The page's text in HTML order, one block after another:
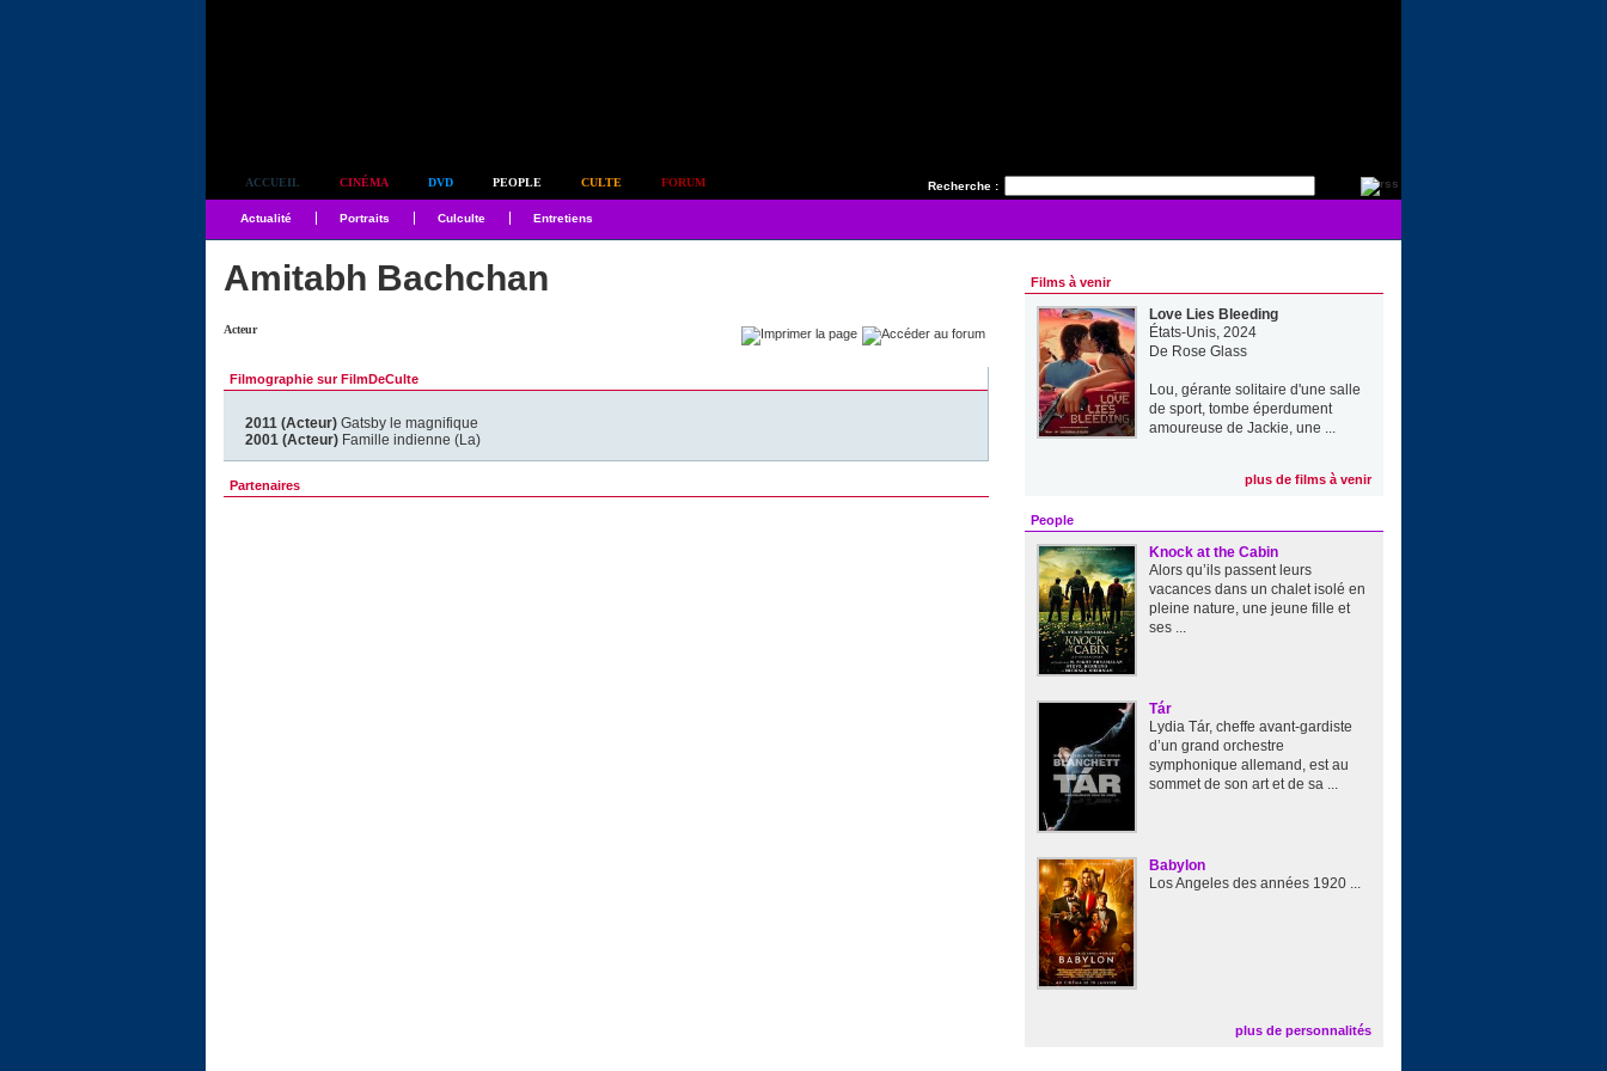
Recherche :
ACCUEIL CINÉMA DVD PEOPLE CULTE FORUM
Actualité Portraits Culculte Entretiens
Amitabh Bachchan
Acteur
Filmographie sur FilmDeCulte
2011 (Acteur) Gatsby le magnifique
2001 (Acteur) Famille indienne (La)
Partenaires
Films à venir
Love Lies Bleeding
États-Unis, 2024
De Rose Glass
Lou, gérante solitaire d'une salle
de sport, tombe éperdument
amoureuse de Jackie, une ...
plus de films à venir
People
Knock at the Cabin
Alors qu’ils passent leurs
vacances dans un chalet isolé en
pleine nature, une jeune fille et
ses ...
Tár
Lydia Tár, cheffe avant-gardiste
d’un grand orchestre
symphonique allemand, est au
sommet de son art et de sa ...
Babylon
Los Angeles des années 1920 ...
plus de personnalités